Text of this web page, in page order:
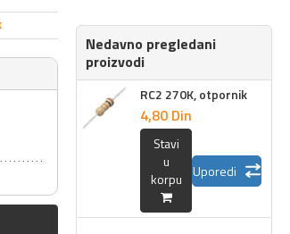
Nedavno pregledani
proizvodi
RC2 270K, otpornik
4,80 Din
Stavi
u
korpu
Uporedi